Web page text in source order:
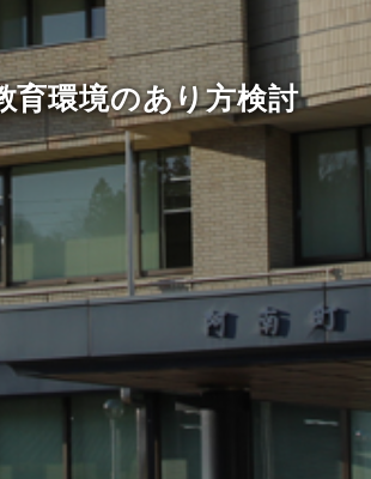
育環境のあり方検討